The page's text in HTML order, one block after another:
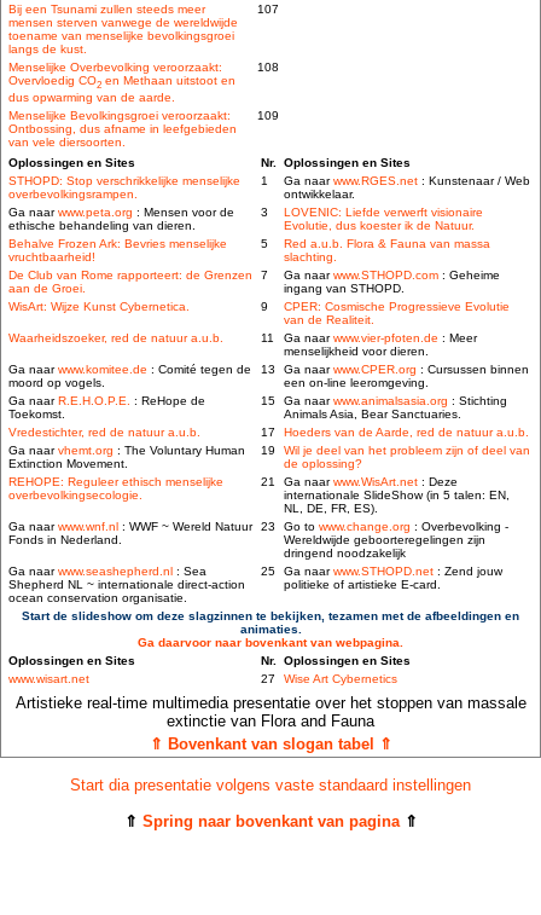
Bij een Tsunami zullen steeds meer
mensen sterven vanwege de wereldwijde
toename van menselijke bevolkingsgroei
langs de kust.
107
Menselijke Overbevolking veroorzaakt:
Overvloedig CO2 en Methaan uitstoot en
dus opwarming van de aarde.
108
Menselijke Bevolkingsgroei veroorzaakt:
Ontbossing, dus afname in leefgebieden
van vele diersoorten.
109
Oplossingen en Sites Nr. Oplossingen en Sites
STHOPD: Stop verschrikkelijke menselijke
overbevolkingsrampen.
1 Ga naarwww.RGES.net : Kunstenaar / Web
ontwikkelaar.
Ga naarwww.peta.org : Mensen voor de
ethische behandeling van dieren.
3
LOVENIC: Liefde verwerft visionaire
Evolutie, dus koester ik de Natuur.
Behalve Frozen Ark: Bevries menselijke
vruchtbaarheid!
5
Red a.u.b. Flora & Fauna van massa
slachting.
De Club van Rome rapporteert: de Grenzen
aan de Groei.
7 Ga naarwww.STHOPD.com : Geheime
ingang van STHOPD.
WisArt: Wijze Kunst Cybernetica.
9
CPER: Cosmische Progressieve Evolutie
van de Realiteit.
Waarheidszoeker, red de natuur a.u.b.
11 Ga naarwww.vier-pfoten.de : Meer
menselijkheid voor dieren.
Ga naarwww.komitee.de : Comité tegen de
moord op vogels.
13 Ga naarwww.CPER.org : Cursussen binnen
een on-line leeromgeving.
Ga naarR.E.H.O.P.E. : ReHope de
Toekomst.
15 Ga naarwww.animalsasia.org : Stichting
Animals Asia, Bear Sanctuaries.
Vredestichter, red de natuur a.u.b.
17
Hoeders van de Aarde, red de natuur a.u.b.
Ga naarvhemt.org : The Voluntary Human
Extinction Movement.
19
Wil je deel van het probleem zijn of deel van
de oplossing?
REHOPE: Reguleer ethisch menselijke
overbevolkingsecologie.
21 Ga naarwww.WisArt.net : Deze
internationale SlideShow (in 5 talen: EN,
NL, DE, FR, ES).
Ga naarwww.wnf.nl : WWF ~ Wereld Natuur
Fonds in Nederland.
23 Go to www.change.org : Overbevolking -
Wereldwijde geboorteregelingen zijn
dringend noodzakelijk
Ga naarwww.seashepherd.nl : Sea
Shepherd NL ~ internationale direct-action
ocean conservation organisatie.
25 Ga naarwww.STHOPD.net : Zend jouw
politieke of artistieke E-card.
Start de slideshow om deze slagzinnen te bekijken, tezamen met de afbeeldingen en
animaties.
Ga daarvoor naar bovenkant van webpagina.
Oplossingen en Sites
Nr. Oplossingen en Sites
www.wisart.net
27 Wise Art Cybernetics
Artistieke real-time multimedia presentatie over het stoppen van massale
extinctie van Flora and Fauna
⇑ Bovenkant van slogan tabel ⇑
Start dia presentatie volgens vaste standaard instellingen
⇑ Spring naar bovenkant van pagina⇑